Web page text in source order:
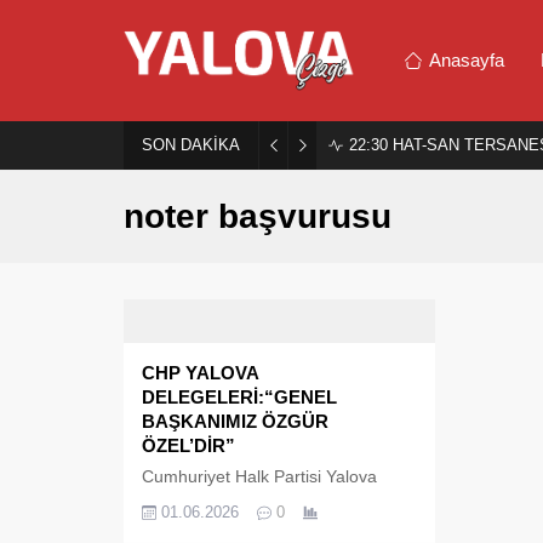
Anasayfa
SON DAKİKA 22:30 HAT-SAN
noter başvurusu
CHP YALOVA
DELEGELERİ:“GENEL
BAŞKANIMIZ ÖZGÜR
ÖZEL’DİR”
Cumhuriyet Halk Partisi Yalova
kurultayın derhal toplanması
01.06.2026 0